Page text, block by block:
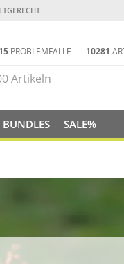
PROBLEMFÄLLE 10281
BUNDLES SALE%